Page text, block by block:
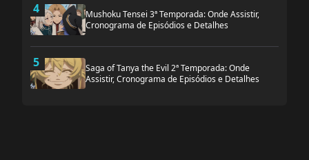
4
Mushoku Tensei 3ª Temporada: Onde Assistir,
Cronograma de Episódios e Detalhes
5
Saga of Tanya the Evil 2ª Temporada: Onde
Assistir, Cronograma de Episódios e Detalhes